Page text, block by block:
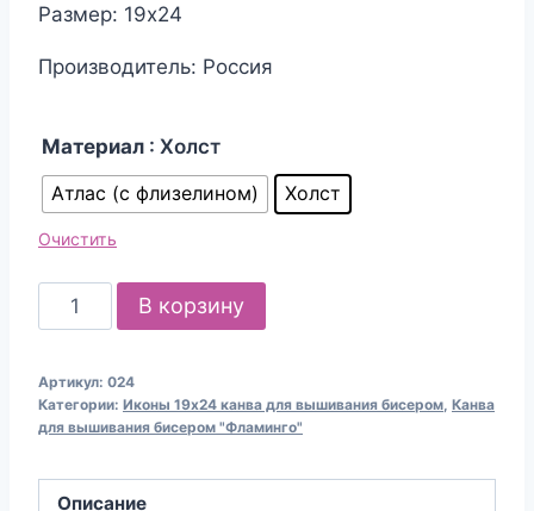
280.00₽.
Размер: 19х24
Производитель: Россия
Материал : Холст
Атлас (с флизелином)
Холст
Очистить
Количество
товара
для
вышивания
В корзину
Артикул: 024
Категории: Иконы 19х24 канва для вышивания бисером Канва
для вышивания бисером "Фламинго"
Описание